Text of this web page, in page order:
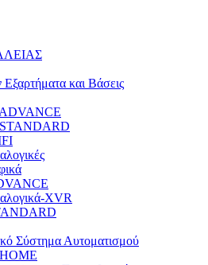
Εξαρτήματα και Βάσεις
XVR
Σύστημα Αυτοματισμού